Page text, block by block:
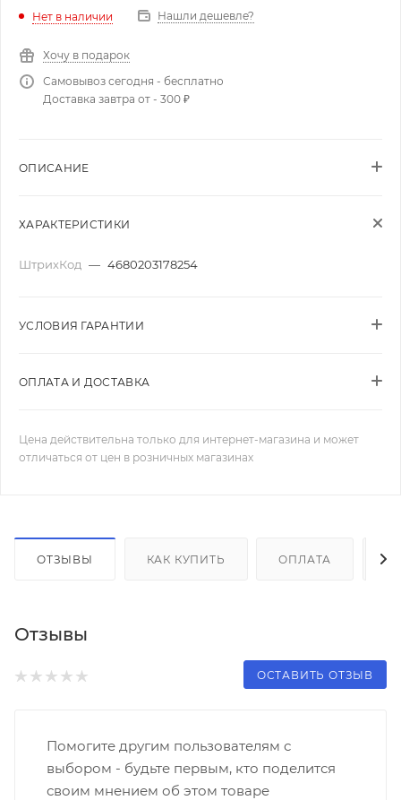
Нет в наличии Нашли дешевле?
Хочу в подарок
Самовывоз сегодня - бесплатно
Доставка завтра от - 300 ₽
ОПИСАНИЕ
ХАРАКТЕРИСТИКИ
ШтрихКод — 4680203178254
УСЛОВИЯ ГАРАНТИИ
ОПЛАТА И ДОСТАВКА
Цена действительна только для интернет-магазина и может
отличаться от цен в розничных магазинах
ОТЗЫВЫ КАК КУПИТЬ ОПЛАТА
Отзывы
ОСТАВИТЬ ОТЗЫВ
Помогите другим пользователям с
выбором - будьте первым, кто поделится
своим мнением об этом товаре